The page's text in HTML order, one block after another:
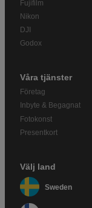
Fujifilm
Nikon
DJI
Godox
Våra tjänster
Företag
Inbyte & Begagnat
Fotokonst
Presentkort
Välj land
Sweden